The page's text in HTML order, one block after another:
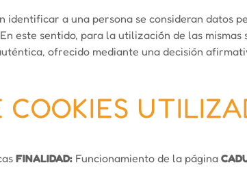
identificar a una persona se consideran datos
este sentido, para la utilización de las
ofrecido mediante una decisión
COOKIES
FINALIDAD: Funcionamiento de la página